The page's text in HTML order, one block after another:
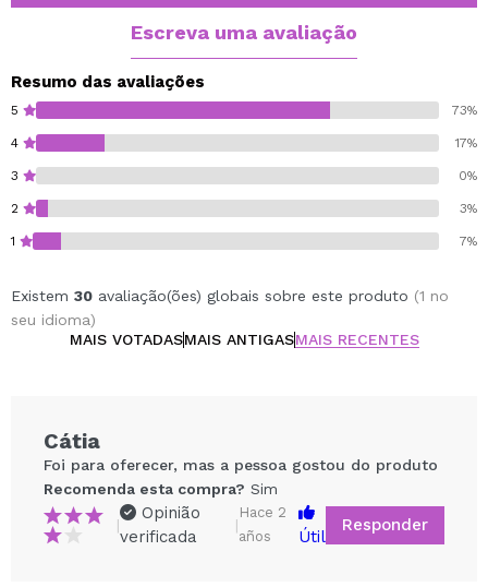
Escreva uma avaliação
Resumo das avaliações
5 73%
4 17%
3 0%
2 3%
1 7%
Existem 30 avaliação(ões) globais sobre este produto (1 no
seu idioma)
MAIS VOTADASMAIS ANTIGASMAIS RECENTES
Cátia
Foi para oferecer, mas a pessoa gostou do produto
Recomenda esta compra? Sim
|
Opinião
verificada
|
Hace 2
años
Útil
Responder